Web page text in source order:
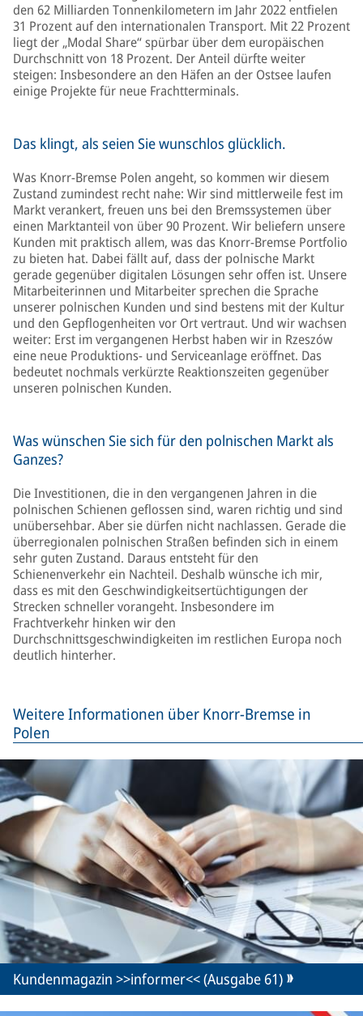
den 62 Milliarden Tonnenkilometern im Jahr 2022 entfielen
31 Prozent auf den internationalen Transport. Mit 22 Prozent
liegt der „Modal Share“ spürbar über dem europäischen
Durchschnitt von 18 Prozent. Der Anteil dürfte weiter
steigen: Insbesondere an den Häfen an der Ostsee laufen
einige Projekte für neue Frachtterminals.
Das klingt, als seien Sie wunschlos glücklich.
Was Knorr-Bremse Polen angeht, so kommen wir diesem
Zustand zumindest recht nahe: Wir sind mittlerweile fest im
Markt verankert, freuen uns bei den Bremssystemen über
einen Marktanteil von über 90 Prozent. Wir beliefern unsere
Kunden mit praktisch allem, was das Knorr-Bremse Portfolio
zu bieten hat. Dabei fällt auf, dass der polnische Markt
gerade gegenüber digitalen Lösungen sehr offen ist. Unsere
Mitarbeiterinnen und Mitarbeiter sprechen die Sprache
unserer polnischen Kunden und sind bestens mit der Kultur
und den Gepflogenheiten vor Ort vertraut. Und wir wachsen
weiter: Erst im vergangenen Herbst haben wir in Rzeszów
eine neue Produktions- und Serviceanlage eröffnet. Das
bedeutet nochmals verkürzte Reaktionszeiten gegenüber
unseren polnischen Kunden.
Was wünschen Sie sich für den polnischen Markt als
Ganzes?
Die Investitionen, die in den vergangenen Jahren in die
polnischen Schienen geflossen sind, waren richtig und sind
unübersehbar. Aber sie dürfen nicht nachlassen. Gerade die
überregionalen polnischen Straßen befinden sich in einem
sehr guten Zustand. Daraus entsteht für den
Schienenverkehr ein Nachteil. Deshalb wünsche ich mir,
dass es mit den Geschwindigkeitsertüchtigungen der
Strecken schneller vorangeht. Insbesondere im
Frachtverkehr hinken wir den
Durchschnittsgeschwindigkeiten im restlichen Europa noch
deutlich hinterher.
Weitere Informationen über Knorr-Bremse in
Polen
Kundenmagazin >>informer<< (Ausgabe 61)